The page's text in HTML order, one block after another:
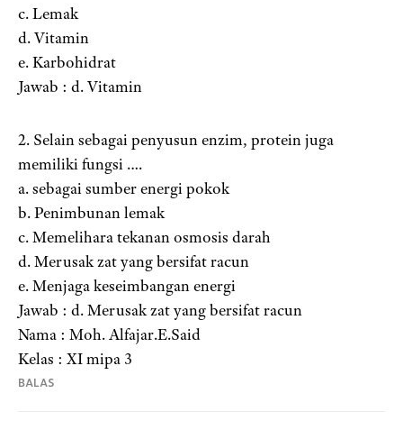
c. Lemak
d. Vitamin
e. Karbohidrat
Jawab : d. Vitamin
2. Selain sebagai penyusun enzim, protein juga
memiliki fungsi ….
a. sebagai sumber energi pokok
b. Penimbunan lemak
c. Memelihara tekanan osmosis darah
d. Merusak zat yang bersifat racun
e. Menjaga keseimbangan energi
Jawab : d. Merusak zat yang bersifat racun
Nama : Moh. Alfajar.E.Said
Kelas : XI mipa 3
BALAS